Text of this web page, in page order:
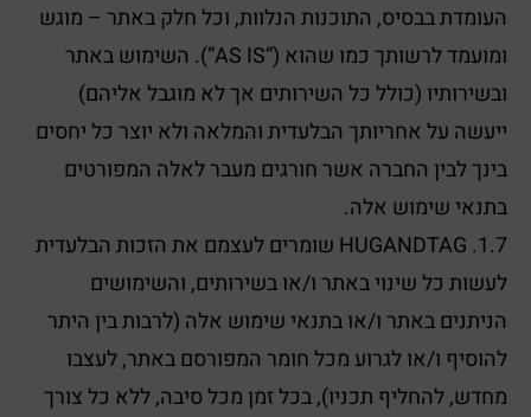
העומדת בבסיס, התוכנות הנלוות, וכל חלק באתר – מוגש
ומועמד לרשותך כמו שהוא (“AS IS”). השימוש באתר
ובשירותיו (כולל כל השירותים אך לא מוגבל אליהם)
ייעשה על אחריותך הבלעדית והמלאה ולא יוצר כל יחסים
בינך לבין החברה אשר חורגים מעבר לאלה המפורטים
בתנאי שימוש אלה.
1.7. HUGANDTAG שומרים לעצמם את הזכות הבלעדית
לעשות כל שינוי באתר ו/או בשירותים, והשימושים
הניתנים באתר ו/או בתנאי שימוש אלה (לרבות בין היתר
להוסיף ו/או לגרוע מכל חומר המפורסם באתר, לעצבו
מחדש, להחליף תכניו), בכל זמן מכל סיבה, ללא כל צורך